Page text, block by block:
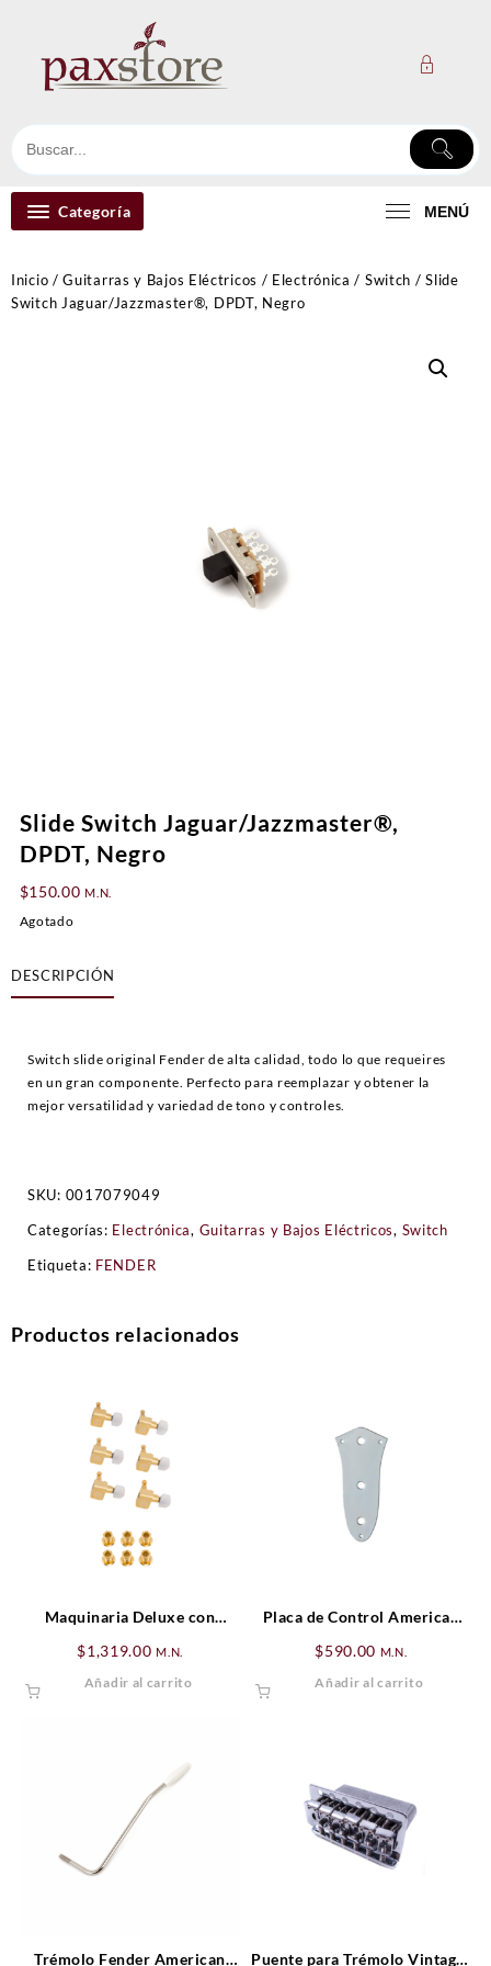
contenido
Categoría MENÚ
Inicio /Guitarras y Bajos Eléctricos / Electrónica / Switch / Slide
Switch Jaguar/Jazzmaster®, DPDT, Negro
Slide Switch Jaguar/Jazzmaster®,
DPDT, Negro
$150.00 M.N.
Agotado
DESCRIPCIÓN
Switch slide original Fender de alta calidad, todo lo que requeires
en un gran componente. Perfecto para reemplazar y obtener la
mejor versatilidad y variedad de tono y controles.
SKU: 0017079049
Categorías: Electrónica, Guitarras y Bajos Eléctricos, Switch
Etiqueta: FENDER
Productos relacionados
Maquinaria Deluxe con
(6)
$1,319.00 M.N.
Añadir al carrito
Placa de Control American
Cromada (3-Orificios)
$590.00 M.N.
Añadir al carrito
Trémolo Fender American
Puente para Trémolo Vintage-